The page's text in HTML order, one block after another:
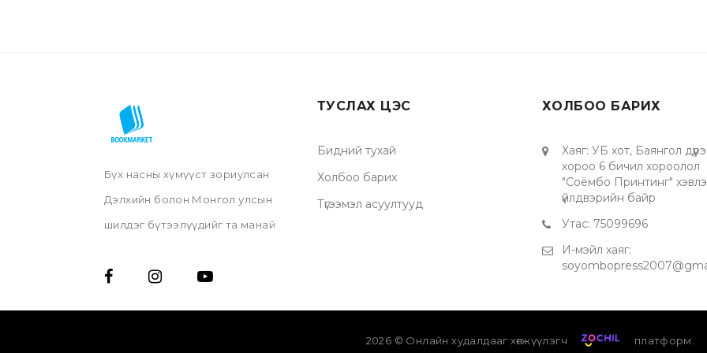
Бүх насны хүмүүст зориулсан
Дэлхийн болон Монгол улсын
шилдэг бүтээлүүдийг та манай
дэлгүүрээс үзэх мөн хүссэн
ТУСЛАХ ЦЭС
Бидний тухай
Холбоо барих
Түгээмэл асуултууд
ХОЛБОО БАРИХ
Хаяг: УБ хот, Баянгол
хороо 6 бичил хороолол
"Соёмбо Принтинг"
үйлдвэрийн байр
Утас: 75099696
И-мэйл хаяг:
2026 © Онлайн худалдааг хөгжүүлэгч платформ.